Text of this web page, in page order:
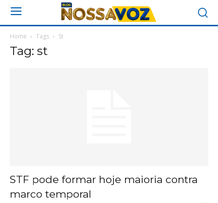
Home Tags St
Tag: st
STF pode formar hoje maioria contra
marco temporal